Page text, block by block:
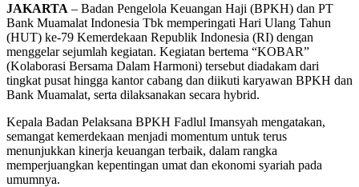
JAKARTA – Badan Pengelola Keuangan Haji (BPKH) dan PT
Bank Muamalat Indonesia Tbk memperingati Hari Ulang Tahun
(HUT) ke-79 Kemerdekaan Republik Indonesia (RI) dengan
menggelar sejumlah kegiatan. Kegiatan bertema “KOBAR”
(Kolaborasi Bersama Dalam Harmoni) tersebut diadakam dari
tingkat pusat hingga kantor cabang dan diikuti karyawan BPKH dan
Bank Muamalat, serta dilaksanakan secara hybrid.
Kepala Badan Pelaksana BPKH Fadlul Imansyah mengatakan,
semangat kemerdekaan menjadi momentum untuk terus
menunjukkan kinerja keuangan terbaik, dalam rangka
memperjuangkan kepentingan umat dan ekonomi syariah pada
umumnya.